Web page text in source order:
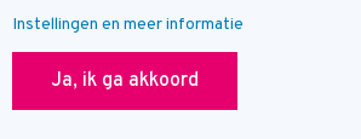
Instellingen en meer informatie
Ja, ik ga akkoord
© Wegwijzer Hart van Brabant